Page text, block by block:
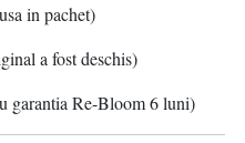
in pachet)
a fost deschis)
garantia Re-Bloom 6 luni)